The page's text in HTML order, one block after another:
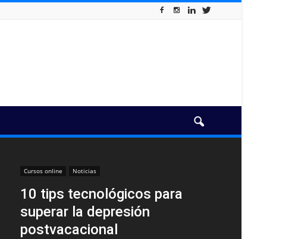
Cursos online Noticias
10 tips tecnológicos para
superar la depresión
postvacacional